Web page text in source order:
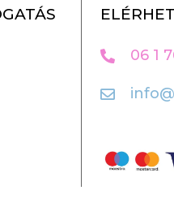
06 1